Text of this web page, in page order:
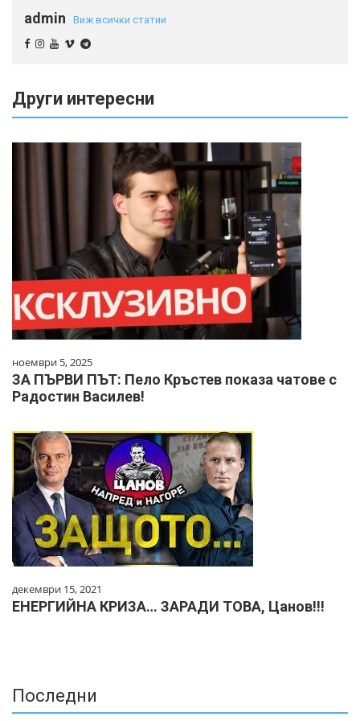
admin Виж всички статии
Други интересни
ноември 5, 2025
ЗА ПЪРВИ ПЪТ: Пело Кръстев показа чатове с
Радостин Василев!
декември 15, 2021
ЕНЕРГИЙНА КРИЗА… ЗАРАДИ ТОВА, Цанов!!!
Последни